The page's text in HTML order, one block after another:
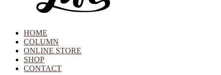
HOME
COLUMN
ONLINE STORE
SHOP
CONTACT